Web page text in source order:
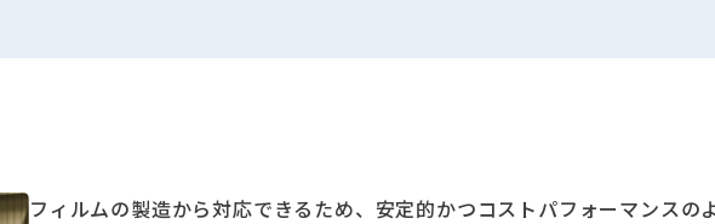
フィルムの製造から対応できるため、安定的かつコストパフォーマンスの